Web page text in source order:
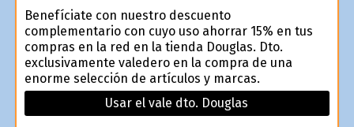
Benefíciate con nuestro descuento
complementario con cuyo uso ahorrar 15% en tus
compras en la red en la tienda Douglas. Dto.
exclusivamente valedero en la compra de una
enorme selección de artículos y marcas.
Usar el vale dto. Douglas